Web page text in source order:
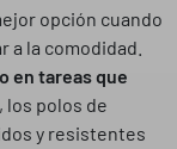
opción cuando
la comodidad.
en tareas que
, los polos de
y resistentes